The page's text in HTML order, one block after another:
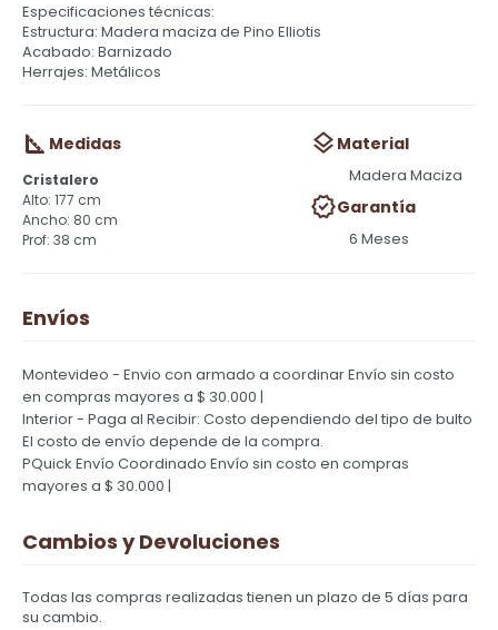
Especificaciones técnicas:
Estructura: Madera maciza de Pino Elliotis
Acabado: Barnizado
Herrajes: Metálicos
Medidas
Cristalero
177 cm
80 cm
38 cm
Material
Madera Maciza
Garantía
6 Meses
Envíos
Montevideo - Envio con armado a coordinarEnvío sin costo
en compras mayores a $ 30.000 |
Interior - Paga al Recibir: Costo dependiendo del tipo de bulto
El costo de envío depende de la compra.
PQuick Envío Coordinado Envío sin costo en compras
mayores a $ 30.000 |
Cambios y Devoluciones
Todas las compras realizadas tienen un plazo de 5 días para
su cambio.